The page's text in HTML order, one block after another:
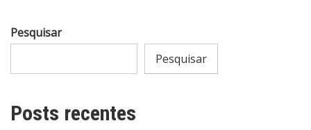
Pesquisar
Pesquisar
Posts recentes